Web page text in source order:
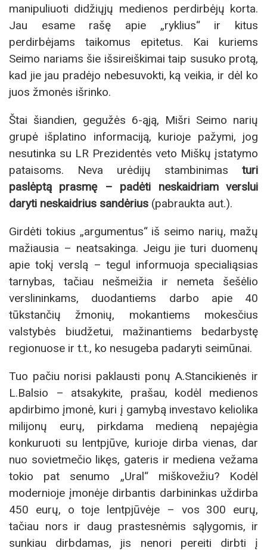
manipuliuoti didžiųjų medienos perdirbėjų korta.
Jau esame rašę apie „ryklius“ ir kitus
perdirbėjams taikomus epitetus. Kai kuriems
Seimo nariams šie išsireiškimai taip susuko protą,
kad jie jau pradėjo nebesuvokti, ką veikia, ir dėl ko
juos žmonės išrinko.
Štai šiandien, gegužės 6-ąją, Mišri Seimo narių
grupė išplatino informaciją, kurioje pažymi, jog
nesutinka su LR Prezidentės veto Miškų įstatymo
pataisoms. Neva urėdijų stambinimas turi
paslėptą prasmę – padėti neskaidriam verslui
daryti neskaidrius sandėrius (pabraukta aut.).
Girdėti tokius „argumentus“ iš seimo narių, mažų
mažiausia – neatsakinga. Jeigu jie turi duomenų
apie tokį verslą – tegul informuoja specialiąsias
tarnybas, tačiau nešmeižia ir nemeta šešėlio
verslininkams, duodantiems darbo apie 40
tūkstančių žmonių, mokantiems mokesčius
valstybės biudžetui, mažinantiems bedarbystę
regionuose ir t.t., ko nesugeba padaryti seimūnai.
Tuo pačiu norisi paklausti ponų A.Stancikienės ir
L.Balsio – atsakykite, prašau, kodėl medienos
apdirbimo įmonė, kuri į gamybą investavo keliolika
milijonų eurų, pirkdama medieną nepajėgia
konkuruoti su lentpjūve, kurioje dirba vienas, dar
nuo sovietmečio likęs, gateris ir mediena vežama
tokio pat senumo „Ural“ miškovežiu? Kodėl
modernioje įmonėje dirbantis darbininkas uždirba
450 eurų, o toje lentpjūvėje – vos 300 eurų,
tačiau nors ir daug prastesnėmis sąlygomis, ir
sunkiau dirbdamas, jis nenori pereiti dirbti į